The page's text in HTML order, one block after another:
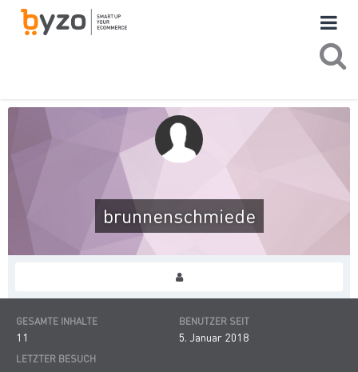
brunnenschmiede
GESAMTE INHALTE
11
BENUTZER SEIT
5. Januar 2018
LETZTER BESUCH